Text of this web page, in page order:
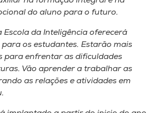
do aluno para o futuro.
Escola da Inteligência oferecerá
os estudantes. Estarão mais
para enfrentar as dificuldades
Vão aprender a trabalhar as
as relações e atividades em